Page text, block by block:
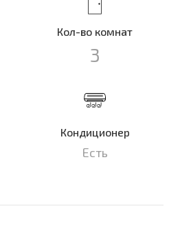
Кол-во комнат
3
Кондиционер
Есть